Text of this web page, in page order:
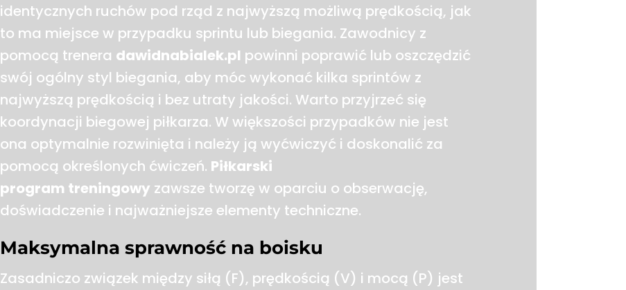
identycznych ruchów pod rząd z najwyższą możliwą prędkością, jak
to ma miejsce w przypadku sprintu lub biegania. Zawodnicy z
pomocą trenera dawidnabialek.pl powinni poprawić lub oszczędzić
swój ogólny styl biegania, aby móc wykonać kilka sprintów z
najwyższą prędkością i bez utraty jakości. Warto przyjrzeć się
koordynacji biegowej piłkarza. W większości przypadków nie jest
ona optymalnie rozwinięta i należy ją wyćwiczyć i doskonalić za
pomocą określonych ćwiczeń. Piłkarski
program treningowy zawsze tworzę w oparciu o obserwację,
doświadczenie i najważniejsze elementy techniczne.
Maksymalna sprawność na boisku
Zasadniczo związek między siłą (F), prędkością (V) i mocą (P) jest